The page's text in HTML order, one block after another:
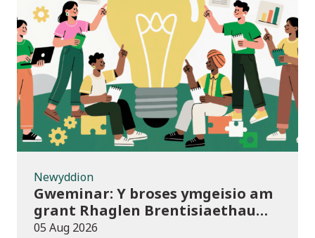
Newyddion
Newyddion
Gweminar: Y broses ymgeisio am
grant Rhaglen Brentisiaethau
Cymru newydd
05 Aug 2026